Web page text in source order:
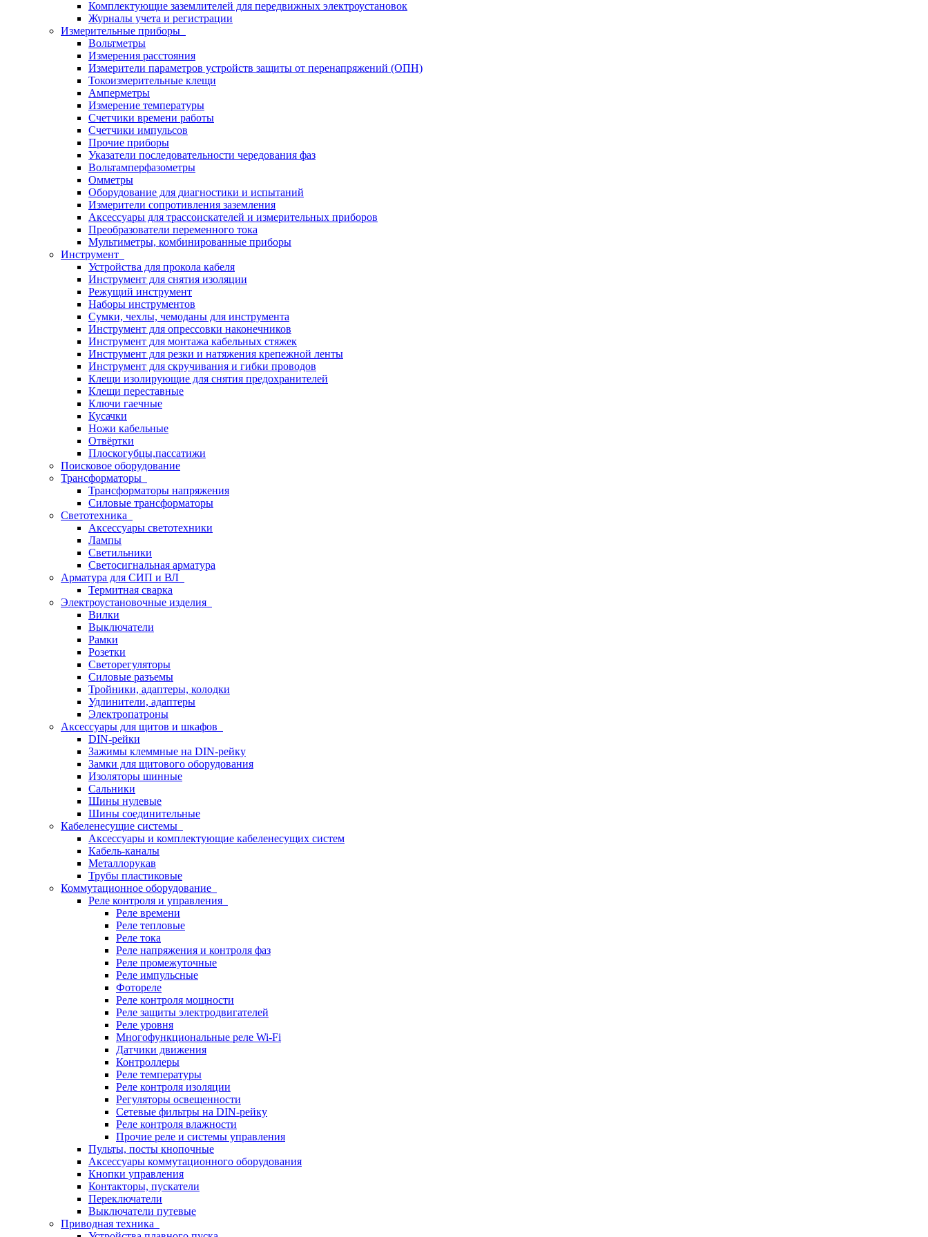
Комплектующие заземлителей для передвижных электроустановок
Журналы учета и регистрации
Измерительные приборы
Вольтметры
Измерения расстояния
Измерители параметров устройств защиты от перенапряжений (ОПН)
Токоизмерительные клещи
Амперметры
Измерение температуры
Счетчики времени работы
Счетчики импульсов
Прочие приборы
Указатели последовательности чередования фаз
Вольтамперфазометры
Омметры
Оборудование для диагностики и испытаний
Измерители сопротивления заземления
Аксессуары для трассоискателей и измерительных приборов
Преобразователи переменного тока
Мультиметры, комбинированные приборы
Инструмент
Устройства для прокола кабеля
Инструмент для снятия изоляции
Режущий инструмент
Наборы инструментов
Сумки, чехлы, чемоданы для инструмента
Инструмент для опрессовки наконечников
Инструмент для монтажа кабельных стяжек
Инструмент для резки и натяжения крепежной ленты
Инструмент для скручивания и гибки проводов
Клещи изолирующие для снятия предохранителей
Клещи переставные
Ключи гаечные
Кусачки
Ножи кабельные
Отвёртки
Плоскогубцы,пассатижи
Поисковое оборудование
Трансформаторы
Трансформаторы напряжения
Силовые трансформаторы
Светотехника
Аксессуары светотехники
Лампы
Светильники
Светосигнальная арматура
Арматура для СИП и ВЛ
Термитная сварка
Электроустановочные изделия
Вилки
Выключатели
Рамки
Розетки
Светорегуляторы
Силовые разъемы
Тройники, адаптеры, колодки
Удлинители, адаптеры
Электропатроны
Аксессуары для щитов и шкафов
DIN-рейки
Зажимы клеммные на DIN-рейку
Замки для щитового оборудования
Изоляторы шинные
Сальники
Шины нулевые
Шины соединительные
Кабеленесущие системы
Аксессуары и комплектующие кабеленесущих систем
Кабель-каналы
Металлорукав
Трубы пластиковые
Коммутационное оборудование
Реле контроля и управления
Реле времени
Реле тепловые
Реле тока
Реле напряжения и контроля фаз
Реле промежуточные
Реле импульсные
Фотореле
Реле контроля мощности
Реле защиты электродвигателей
Реле уровня
Многофункциональные реле Wi-Fi
Датчики движения
Контроллеры
Реле температуры
Реле контроля изоляции
Регуляторы освещенности
Сетевые фильтры на DIN-рейку
Реле контроля влажности
Прочие реле и системы управления
Пульты, посты кнопочные
Аксессуары коммутационного оборудования
Кнопки управления
Контакторы, пускатели
Переключатели
Выключатели путевые
Приводная техника